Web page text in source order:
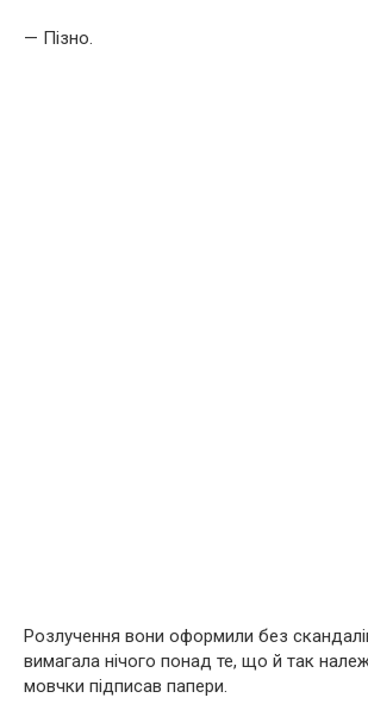
— Пізно.
Розлучення вони оформили без
вимагала нічого понад те, що й так
мовчки підписав папери.